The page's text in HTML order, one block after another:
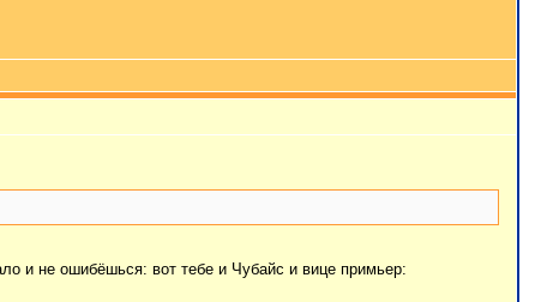
и не ошибёшься: вот тебе и Чубайс и вице примьер: